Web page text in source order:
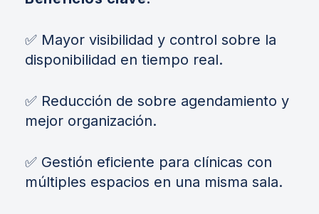
✅ Mayor visibilidad y control sobre la
disponibilidad en tiempo real.
✅ Reducción de sobre agendamiento y
mejor organización.
✅ Gestión eficiente para clínicas con
múltiples espacios en una misma sala.